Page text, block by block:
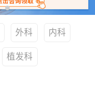
外科 内科
植发科